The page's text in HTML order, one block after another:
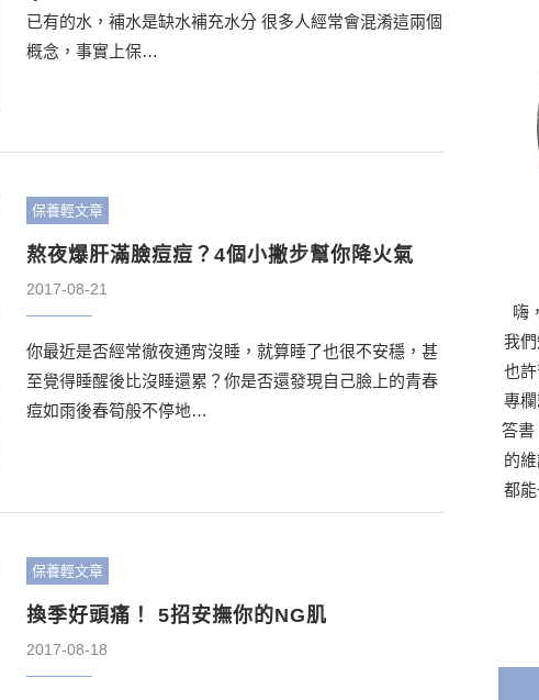
已有的水，補水是缺水補充水分 很多人經常會混淆這兩個
概念，事實上保…
保養輕文章
熬夜爆肝滿臉痘痘？4個小撇步幫你降火氣
2017-08-21
你最近是否經常徹夜通宵沒睡，就算睡了也很不安穩，甚
至覺得睡醒後比沒睡還累？你是否還發現自己臉上的青春
痘如雨後春筍般不停地…
保養輕文章
換季好頭痛！ 5招安撫你的NG肌
2017-08-18
嗨
我
也
專
答書
的
都